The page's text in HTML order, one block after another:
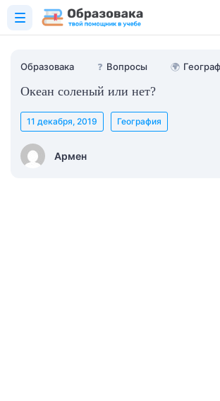
Образовака ❓ Вопросы 🌍
Океан соленый или нет?
Армен
11 декабря, 2019 География